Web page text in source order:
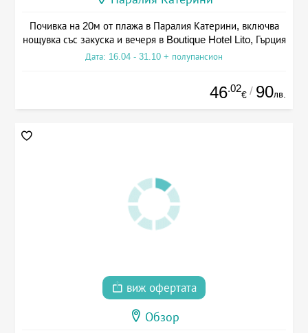
Почивка на 20м от плажа в Паралия Катерини, включва
нощувка със закуска и вечеря в Boutique Hotel Lito, Гърция
Дата: 16.04 - 31.10 + полупансион
46.02
€ / 90лв.
виж офертата
Обзор